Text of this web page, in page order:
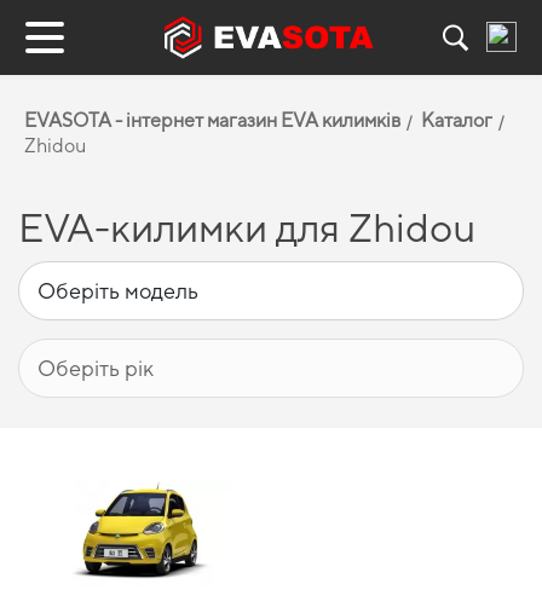
EVASOTA - інтернет магазин EVA килимків
Каталог
Zhidou
EVA-килимки для Zhidou